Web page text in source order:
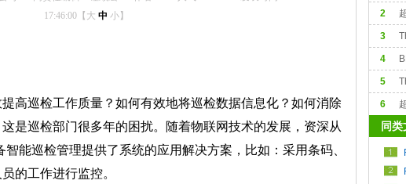
17:46:00【 大 中 小】
高巡检工作质量？如何有效地将巡检数据信息化？如何消除
是巡检部门很多年的困扰。随着物联网技术的发展，资深从
智能巡检管理提供了系统的应用解决方案 ，比如：采用条码、
的工作进行监控。
2
3
RFID
4
收机
5
6
同